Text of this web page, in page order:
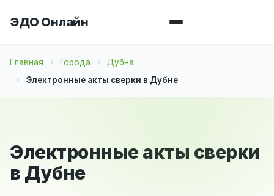
ЭДО Онлайн
Главная Города
Дубна
Электронные акты сверки в Дубне
Электронные акты сверки
в Дубне